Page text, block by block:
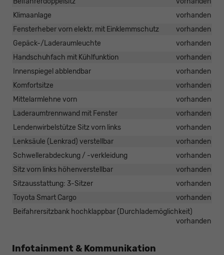
Klimaanlage
vorhanden
Fensterheber vorn elektr. mit Einklemmschutz
vorhanden
Gepäck-/Laderaumleuchte
vorhanden
Handschuhfach mit Kühlfunktion
vorhanden
Innenspiegel abblendbar
vorhanden
Komfortsitze
vorhanden
Mittelarmlehne vorn
vorhanden
Laderaumtrennwand mit Fenster
vorhanden
Lendenwirbelstütze Sitz vorn links
vorhanden
Lenksäule (Lenkrad) verstellbar
vorhanden
Schwellerabdeckung / -verkleidung
vorhanden
Sitz vorn links höhenverstellbar
vorhanden
Sitzausstattung: 3-Sitzer
vorhanden
Toyota Smart Cargo
vorhanden
Beifahrersitzbank hochklappbar (Durchlademöglichkeit)
vorhanden
Infotainment & Kommunikation